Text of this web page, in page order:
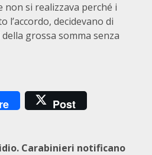
non si realizzava perché i
decidevano di
grossa somma senza
Post
Carabinieri notificano